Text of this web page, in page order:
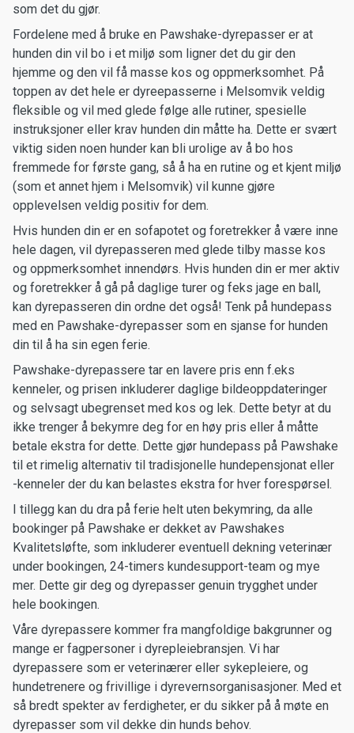
som det du gjør.
Fordelene med å bruke en Pawshake-dyrepasser er at
hunden din vil bo i et miljø som ligner det du gir den
hjemme og den vil få masse kos og oppmerksomhet. På
toppen av det hele er dyreepasserne i Melsomvik veldig
fleksible og vil med glede følge alle rutiner, spesielle
instruksjoner eller krav hunden din måtte ha. Dette er svært
viktig siden noen hunder kan bli urolige av å bo hos
fremmede for første gang, så å ha en rutine og et kjent miljø
(som et annet hjem i Melsomvik) vil kunne gjøre
opplevelsen veldig positiv for dem.
Hvis hunden din er en sofapotet og foretrekker å være inne
hele dagen, vil dyrepasseren med glede tilby masse kos
og oppmerksomhet innendørs. Hvis hunden din er mer aktiv
og foretrekker å gå på daglige turer og feks jage en ball,
kan dyrepasseren din ordne det også! Tenk på hundepass
med en Pawshake-dyrepasser som en sjanse for hunden
din til å ha sin egen ferie.
Pawshake-dyrepassere tar en lavere pris enn f.eks
kenneler, og prisen inkluderer daglige bildeoppdateringer
og selvsagt ubegrenset med kos og lek. Dette betyr at du
ikke trenger å bekymre deg for en høy pris eller å måtte
betale ekstra for dette. Dette gjør hundepass på Pawshake
til et rimelig alternativ til tradisjonelle hundepensjonat eller
-kenneler der du kan belastes ekstra for hver forespørsel.
I tillegg kan du dra på ferie helt uten bekymring, da alle
bookinger på Pawshake er dekket av Pawshakes
Kvalitetsløfte, som inkluderer eventuell dekning veterinær
under bookingen, 24-timers kundesupport-team og mye
mer. Dette gir deg og dyrepasser genuin trygghet under
hele bookingen.
Våre dyrepassere kommer fra mangfoldige bakgrunner og
mange er fagpersoner i dyrepleiebransjen. Vi har
dyrepassere som er veterinærer eller sykepleiere, og
hundetrenere og frivillige i dyrevernsorganisasjoner. Med et
så bredt spekter av ferdigheter, er du sikker på å møte en
dyrepasser som vil dekke din hunds behov.